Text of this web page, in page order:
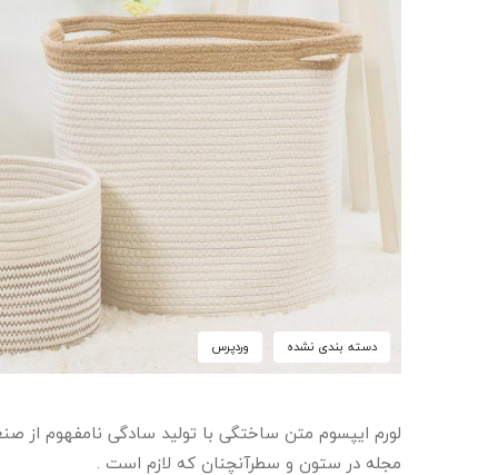
دسته بندی نشده وردپرس
لورم ایپسوم متن ساختگی با تولید سادگی نامفهوم از
مجله در ستون و سطرآنچنان که لازم است .